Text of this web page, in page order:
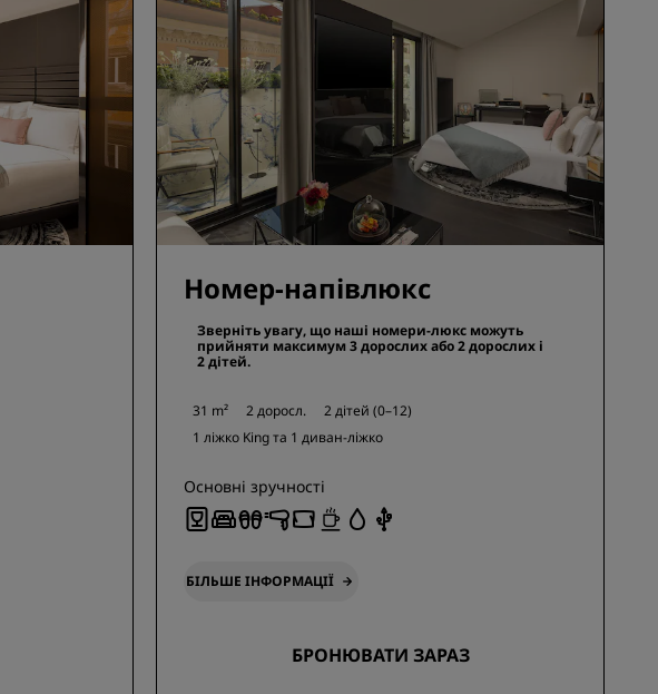
Номер-напівлюкс
Зверніть увагу, що наші номери-люкс можуть
прийняти максимум 3 дорослих або 2 дорослих і
2 дітей.
31 m² 2 доросл.
2 дітей (0–12)
1 ліжко King та 1 диван-ліжко
Основні зручності
БІЛЬШЕ ІНФОРМАЦІЇ
БРОНЮВАТИ ЗАРАЗ